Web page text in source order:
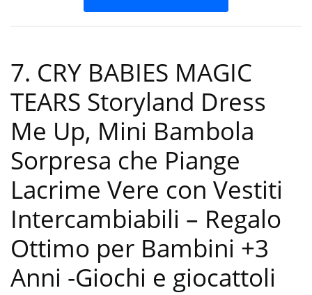
7. CRY BABIES MAGIC
TEARS Storyland Dress
Me Up, Mini Bambola
Sorpresa che Piange
Lacrime Vere con Vestiti
Intercambiabili – Regalo
Ottimo per Bambini +3
Anni -Giochi e giocattoli